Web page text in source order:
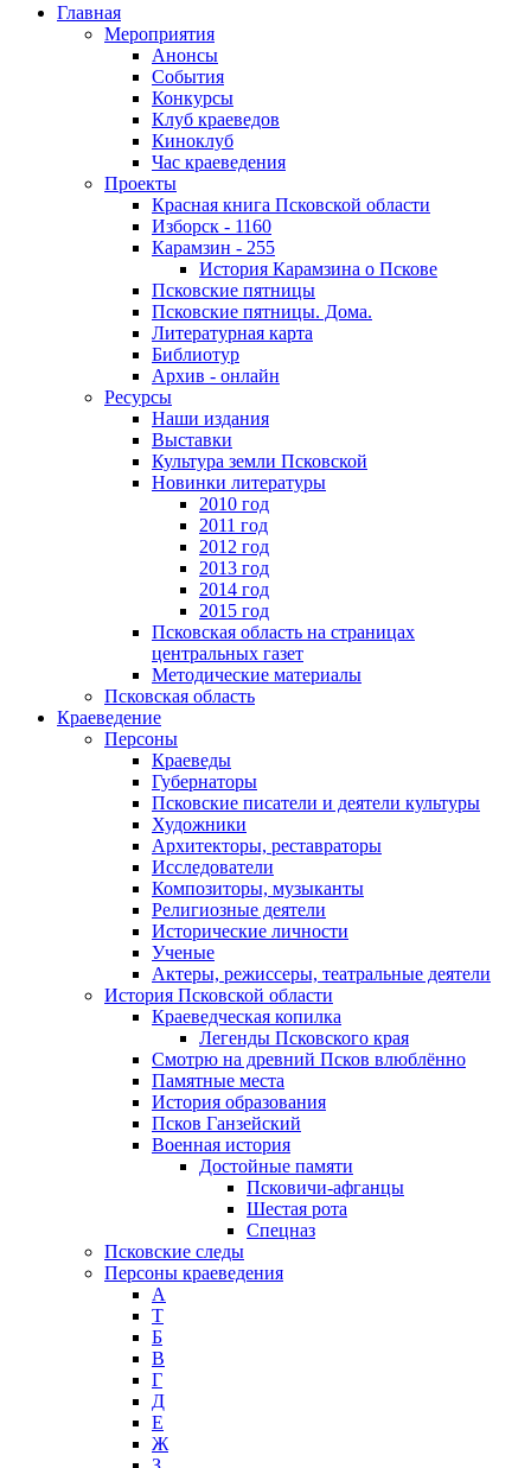
Главная
Мероприятия
Анонсы
События
Конкурсы
Клуб краеведов
Киноклуб
Час краеведения
Проекты
Красная книга Псковской области
Изборск - 1160
Карамзин - 255
История Карамзина о Пскове
Псковские пятницы
Псковские пятницы. Дома.
Литературная карта
Библиотур
Архив - онлайн
Ресурсы
Наши издания
Выставки
Культура земли Псковской
Новинки литературы
2010 год
2011 год
2012 год
2013 год
2014 год
2015 год
Псковская область на страницах
центральных газет
Методические материалы
Псковская область
Краеведение
Персоны
Краеведы
Губернаторы
Псковские писатели и деятели культуры
Художники
Архитекторы, реставраторы
Исследователи
Композиторы, музыканты
Религиозные деятели
Исторические личности
Ученые
Актеры, режиссеры, театральные деятели
История Псковской области
Краеведческая копилка
Легенды Псковского края
Смотрю на древний Псков влюблённо
Памятные места
История образования
Псков Ганзейский
Военная история
Достойные памяти
Псковичи-афганцы
Шестая рота
Спецназ
Псковские следы
Персоны краеведения
А
T
Б
В
Г
Д
Е
Ж